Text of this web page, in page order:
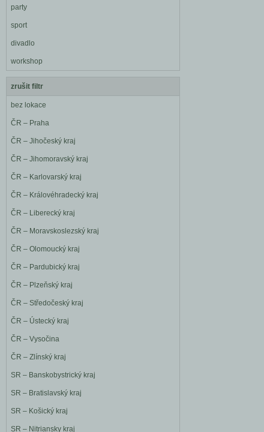
party
sport
divadlo
workshop
zrušit filtr
bez lokace
ČR – Praha
ČR – Jihočeský kraj
ČR – Jihomoravský kraj
ČR – Karlovarský kraj
ČR – Královéhradecký kraj
ČR – Liberecký kraj
ČR – Moravskoslezský kraj
ČR – Olomoucký kraj
ČR – Pardubický kraj
ČR – Plzeňský kraj
ČR – Středočeský kraj
ČR – Ústecký kraj
ČR – Vysočina
ČR – Zlínský kraj
SR – Banskobystrický kraj
SR – Bratislavský kraj
SR – Košický kraj
SR – Nitriansky kraj